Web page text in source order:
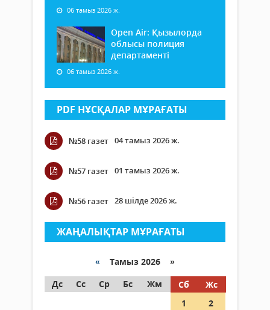
06 тамыз 2026 ж.
Open Air: Қызылорда
облысы полиция
департаменті
06 тамыз 2026 ж.
PDF НҰСҚАЛАР МҰРАҒАТЫ
№58 газет 04 тамыз 2026 ж.
№57 газет 01 тамыз 2026 ж.
№56 газет 28 шілде 2026 ж.
ЖАҢАЛЫҚТАР МҰРАҒАТЫ
« Тамыз 2026 »
Дс
Сс Ср Бс Жм Сб
Жс
1
2